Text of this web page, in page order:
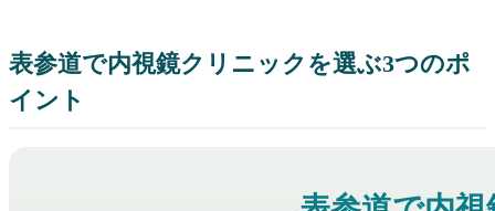
表参道で内視鏡クリニックを選ぶ3つのポ
イント